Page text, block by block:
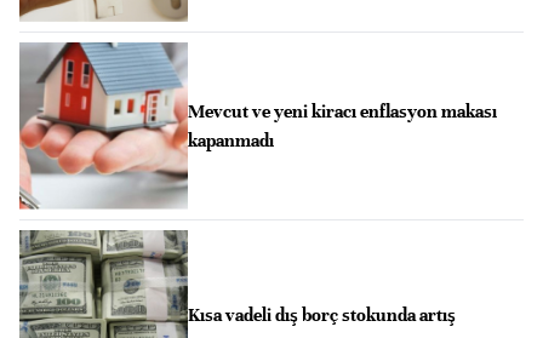
Mevcut ve yeni kiracı enflasyon makası
kapanmadı
Kısa vadeli dış borç stokunda artış